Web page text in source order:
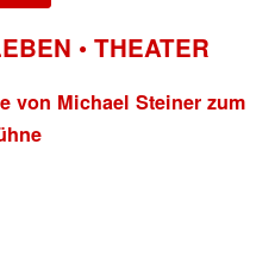
• THEATER
von Michael Steiner zum